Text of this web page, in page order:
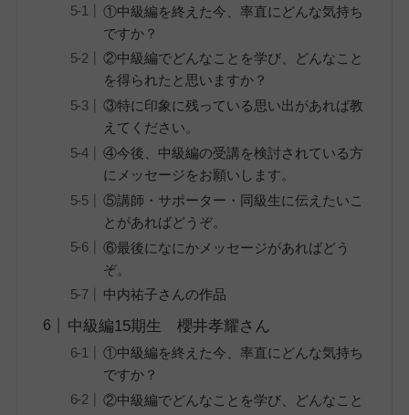
①中級編を終えた今、率直にどんな気持ち
ですか？
②中級編でどんなことを学び、どんなこと
を得られたと思いますか？
③特に印象に残っている思い出があれば教
えてください。
④今後、中級編の受講を検討されている方
にメッセージをお願いします。
⑤講師・サポーター・同級生に伝えたいこ
とがあればどうぞ。
⑥最後になにかメッセージがあればどう
ぞ。
中内祐子さんの作品
中級編15期生 櫻井孝耀さん
①中級編を終えた今、率直にどんな気持ち
ですか？
②中級編でどんなことを学び、どんなこと